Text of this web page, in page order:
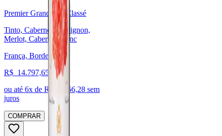
Premier Grand Cru Classé
Tinto, Cabernet Sauvignon,
Merlot, Cabernet Franc
França, Bordeaux
R$ 14.797,65
ou até 6x de R$ 2.466,28 sem
juros
COMPRAR